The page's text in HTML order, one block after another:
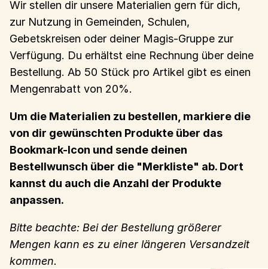
Wir stellen dir unsere Materialien gern für dich,
zur Nutzung in Gemeinden, Schulen,
Gebetskreisen oder deiner Magis-Gruppe zur
Verfügung. Du erhältst eine Rechnung über deine
Bestellung. Ab 50 Stück pro Artikel gibt es einen
Mengenrabatt von 20%.
Um die Materialien zu bestellen, markiere die
von dir gewünschten Produkte über das
Bookmark-Icon und sende deinen
Bestellwunsch über die "Merkliste" ab. Dort
kannst du auch die Anzahl der Produkte
anpassen.
Bitte beachte: Bei der Bestellung größerer
Mengen kann es zu einer längeren Versandzeit
kommen.